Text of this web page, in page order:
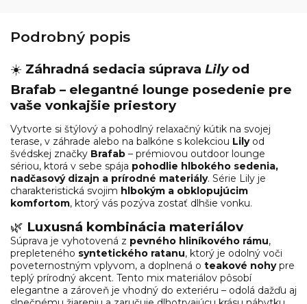
Podrobný popis
☀️ Záhradná sedacia súprava Lilyod
Brafab – elegantné lounge posedenie pre
vaše vonkajšie priestory
Vytvorte si štýlový a pohodlný relaxačný kútik na svojej
terase, v záhrade alebo na balkóne s kolekciou Lilyod
švédskej značky Brafab – prémiovou outdoor lounge
sériou, ktorá v sebe spája pohodlie hlbokého sedenia,
nadčasový dizajn a prírodné materiály. Série Lily je
charakteristická svojim hlbokým a obklopujúcim
komfortom, ktorý vás pozýva zostať dlhšie vonku.
🌿 Luxusná kombinácia materiálov
Súprava je vyhotovená z pevného hliníkového rámu,
prepleteného syntetického ratanu, ktorý je odolný voči
poveternostným vplyvom, a doplnená o teakové nohypre
teplý prírodný akcent. Tento mix materiálov pôsobí
elegantne a zároveň je vhodný do exteriéru – odolá dažďu aj